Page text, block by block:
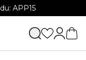
APP15